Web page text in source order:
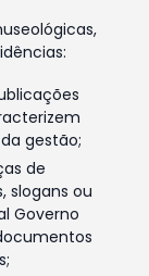
gestão;
de
slogans ou
Governo